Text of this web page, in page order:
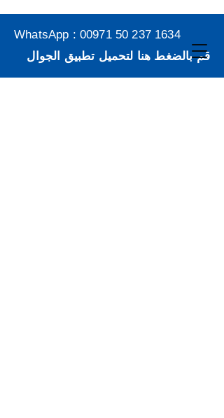
WhatsApp : 00971 50 237 1634
قم بالضغط هنا لتحميل تطبيق الجوال